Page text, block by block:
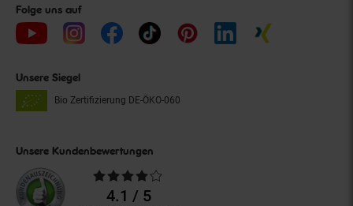
Folge uns auf
Unsere Siegel
Bio Zertifizierung DE-ÖKO-060
Unsere Kundenbewertungen
Durchschnittliche
Bewertungen4.1 / 5